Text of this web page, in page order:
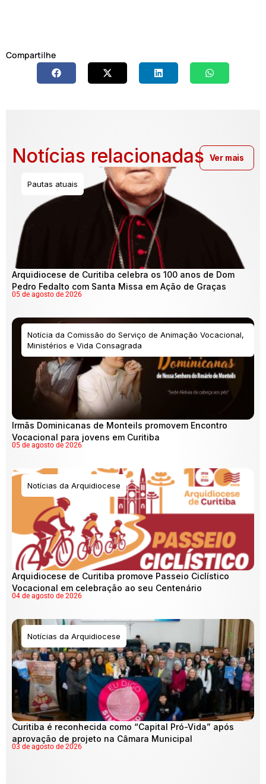
Compartilhe
Notícias relacionadas
Pautas atuais
Arquidiocese de Curitiba celebra os 100 anos de Dom
Pedro Fedalto com Santa Missa em Ação de Graças
05 de agosto de 2026
Notícia da Comissão do Serviço de Animação Vocacional,
Ministérios e Vida Consagrada
Irmãs Dominicanas de Monteils promovem Encontro
Vocacional para jovens em Curitiba
05 de agosto de 2026
Notícias da Arquidiocese
Arquidiocese de Curitiba promove Passeio Ciclístico
Vocacional em celebração ao seu Centenário
04 de agosto de 2026
Notícias da Arquidiocese
Curitiba é reconhecida como “Capital Pró-Vida” após
aprovação de projeto na Câmara Municipal
03 de agosto de 2026
Ver mais